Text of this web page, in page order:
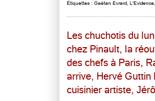
Étiquettes : Gaëtan Evrard L'Evidence
Les chuchotis du
chez Pinault, la
des chefs à Paris,
arrive, Hervé Guttin
cuisinier artiste,